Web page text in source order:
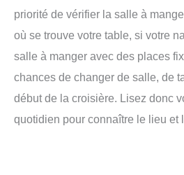
priorité de vérifier la salle à
où se trouve votre table, si votre
salle à manger avec des places
chances de changer de salle, de
début de la croisière. Lisez donc
quotidien pour connaître le lieu et